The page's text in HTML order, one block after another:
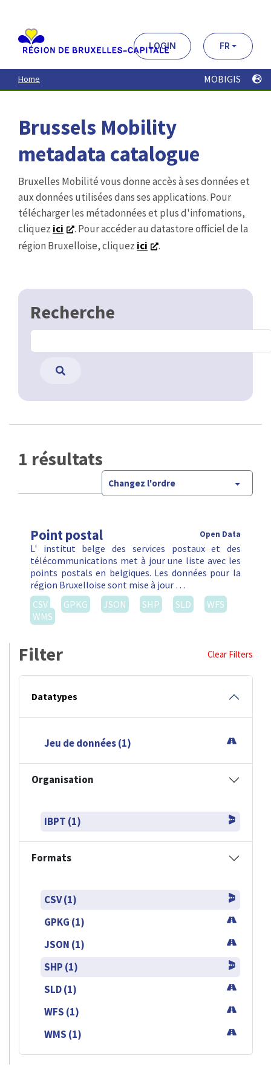
contenu
principal
LOGIN FR
Home MOBIGIS
Brussels Mobility
metadata catalogue
Bruxelles Mobilité vous donne accès à ses données et
aux données utilisées dans ses applications. Pour
télécharger les métadonnées et plus d'infomations,
cliquez ici
. Pour accéder au datastore officiel de la
région Bruxelloise, cliquez ici .
Recherche
1 résultats
Changez l'ordre
Point postal Open Data
L' institut belge des services postaux et des
télécommunications met à jour une liste avec les
points postals en belgiques. Les données pour la
région Bruxelloise sont mise à jour …
CSV
GPKG JSON SHP SLD
WFS
WMS
Filter Clear Filters
Datatypes
Jeu de données (1)
Organisation
IBPT (1)
Formats
CSV (1)
GPKG (1)
JSON (1)
SHP (1)
SLD (1)
WFS (1)
WMS (1)